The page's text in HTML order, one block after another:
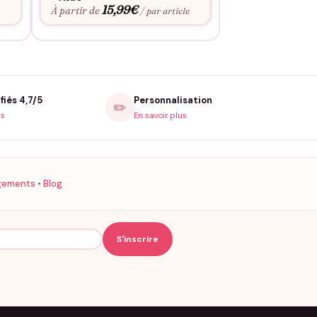
À partir de15,99€ / par article
4,7/5 ✏️ Personnalisation
En savoir plus
• Blog